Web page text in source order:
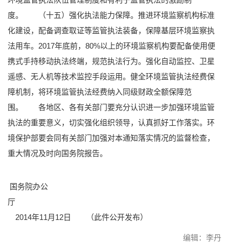
度。
（十五）强化执法能力保障。推进环境监察机构标准
化建设，配备调查取证等监管执法装备，保障基层环境监察执
法用车。2017年底前，80%以上的环境监察机构要配备使用便
携式手持移动执法终端，规范执法行为。强化自动监控、卫星
遥感、无人机等技术监控手段运用。健全环境监管执法经费保
障机制，将环境监管执法经费纳入同级财政全额保障范
围。
各地区、各有关部门要充分认识进一步加强环境监管
执法的重要意义，切实强化组织领导，认真抓好工作落实。环
境保护部要会同有关部门加强对本通知落实情况的监督检查，
重大情况及时向国务院报告。
国务院办公
厅
2014年11月12日
（此件公开发布）
编辑：李丹